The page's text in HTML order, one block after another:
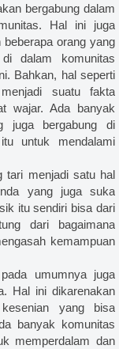
sablon rubber, ciri ciri
sablon tanpa kaos, harga
sablon kaos kelas,
suka, harga sablon kaos
sendiri, harga sablon kaos
glow in the dark, harga
sablon glow in the dark
kaos glow in the dark, kaos
jual kaos glow in the dark
kaos oleh oleh atau kaos
stiker, sablon totebag,
snapback, bikin topi trucker,
sablon kaos bener meriah,
semarang, sablon kaos
bergabung dalam
Hal ini juga
beberapa orang yang
di dalam komunitas
Bahkan, hal seperti
suatu fakta
wajar. Ada banyak
juga bergabung di
untuk mendalami
tari menjadi satu hal
yang juga suka
itu sendiri bisa dari
dari bagaimana
kemampuan
umumnya juga
Hal ini dikarenakan
yang bisa
banyak komunitas
memperdalam dan